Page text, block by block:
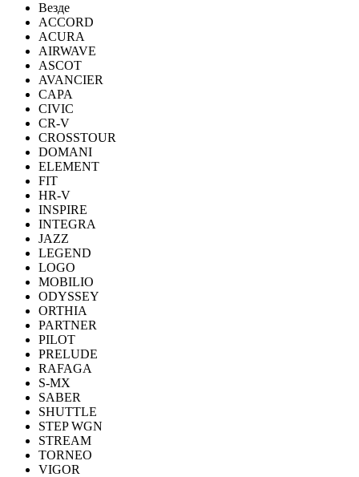
Везде
ACCORD
ACURA
AIRWAVE
ASCOT
AVANCIER
CAPA
CIVIC
CR-V
CROSSTOUR
DOMANI
ELEMENT
FIT
HR-V
INSPIRE
INTEGRA
JAZZ
LEGEND
LOGO
MOBILIO
ODYSSEY
ORTHIA
PARTNER
PILOT
PRELUDE
RAFAGA
S-MX
SABER
SHUTTLE
STEP WGN
STREAM
TORNEO
VIGOR